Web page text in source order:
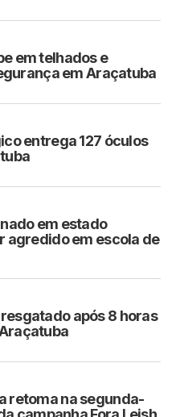
em telhados e
em Araçatuba
entrega 127 óculos
em estado
agredido em escola de
após 8 horas
retoma na segunda-